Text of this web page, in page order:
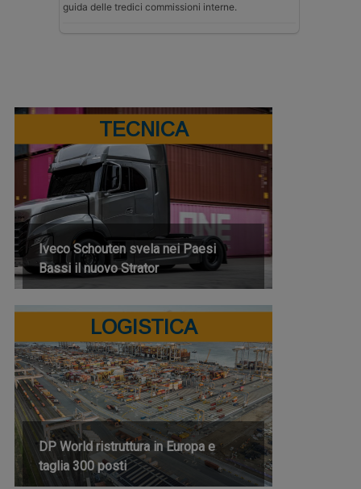
guida delle tredici commissioni interne.
TECNICA
Iveco Schouten svela nei Paesi
Bassi il nuovo Strator
LOGISTICA
DP World ristruttura in Europa e
taglia 300 posti